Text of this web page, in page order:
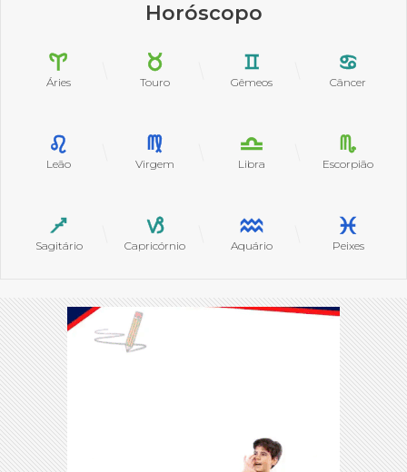
Horóscopo
Áries Touro Gêmeos Câncer
Leão Virgem Libra Escorpião
Sagitário Capricórnio Aquário Peixes